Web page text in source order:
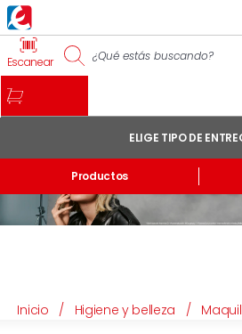
IDENTIFÍCATE
Pedidos online
Mis productos comprados en
Listas
Escanear
Productos
ELIGE TIPO DE
Inicio / Higiene y belleza /